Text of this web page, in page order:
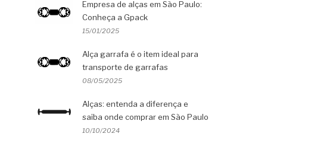
Empresa de alças em São Paulo:
Conheça a Gpack
15/01/2025
Alça garrafa é o item ideal para
transporte de garrafas
08/05/2025
Alças: entenda a diferença e
saiba onde comprar em São Paulo
10/10/2024